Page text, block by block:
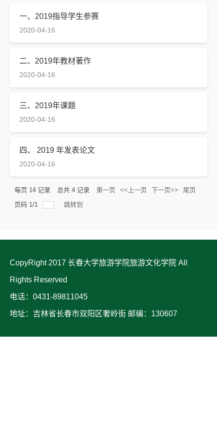
一、2019指导学生参赛
2020-04-16
二、2019年教材著作
2020-04-16
三、2019年课题
2020-04-16
四、 2019 年发表论文
2020-04-16
每页 14 记录 总共 4 记录 第一页 <<上一页 下一页>>
尾页
页码 1/1 跳转到
CopyRight 2017 长春大学旅游学院旅游文化学院 All
Rights Reserved
电话：0431-89811045
地址：吉林省长春市双阳区奢岭街 邮编：130607